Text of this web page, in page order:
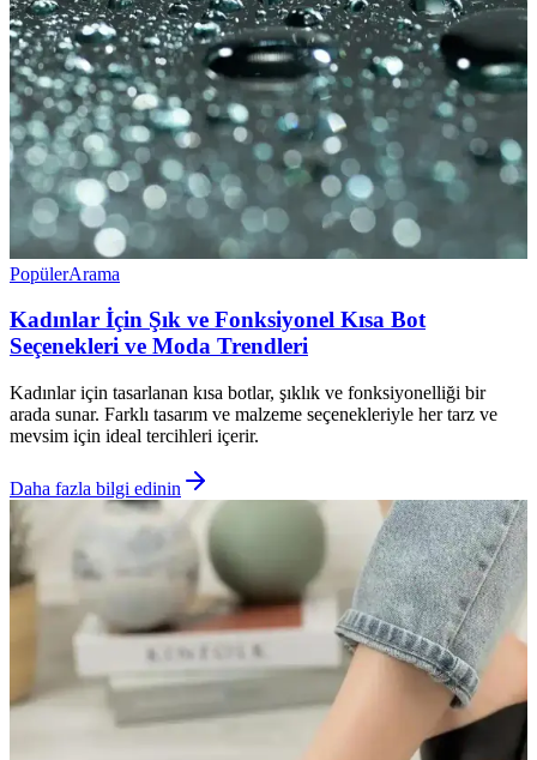
PopülerArama
Kadınlar İçin Şık ve Fonksiyonel Kısa Bot
Seçenekleri ve Moda Trendleri
Kadınlar için tasarlanan kısa botlar, şıklık ve fonksiyonelliği bir
arada sunar. Farklı tasarım ve malzeme seçenekleriyle her tarz ve
mevsim için ideal tercihleri içerir.
Daha fazla bilgi edinin